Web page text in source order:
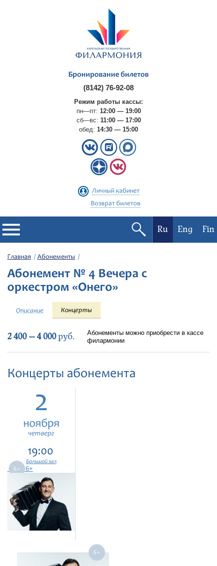
Бронирование билетов
(8142) 76-92-08
Режим работы кассы:
пн—пт: 12:00 — 19:00
сб—вс: 11:00 — 17:00
обед: 14:30 — 15:00
Личный кабинет
Возврат билетов
Филармония
Афиша
Фестивали
Абонементы
Ru Eng Fin
Главная Абонементы
Абонемент № 4 Вечера с
оркестром «Онего»
Описание Концерты
2 400 — 4 000руб.
Абонементы можно приобрести в кассе
филармонии
Концерты абонемента
2
ноября
четверг
19:00
Большой зал
6+